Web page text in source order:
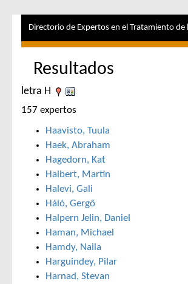
Directorio de Expertos en el Tratamiento
Resultados
letra H
157 expertos
Haavisto, Tuula
Haek, Abraham
Hagedorn, Kat
Halbert, Martin
Halevi, Gali
Háló, Gergő
Halpern Jelin, Daniel
Haman, Michael
Hamdy, Naila
Harguindey, Pilar
Harnad, Stevan